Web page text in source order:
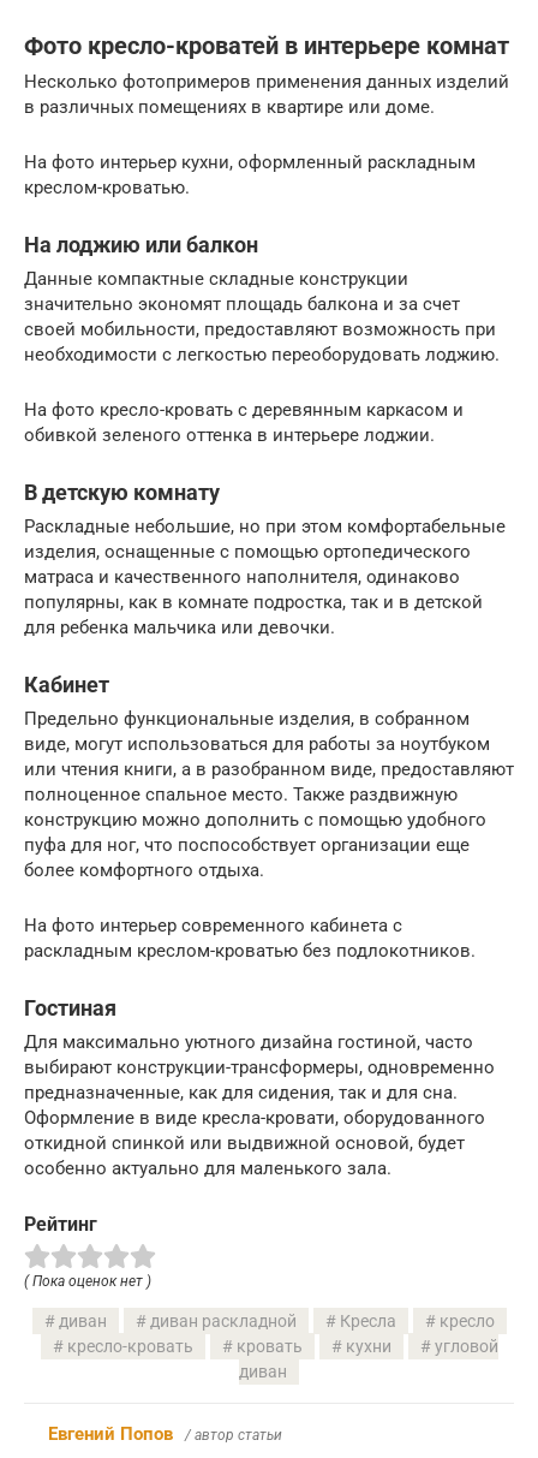
Фото кресло-кроватей в интерьере комнат
Несколько фотопримеров применения данных изделий
в различных помещениях в квартире или доме.
На фото интерьер кухни, оформленный раскладным
креслом-кроватью.
На лоджию или балкон
Данные компактные складные конструкции
значительно экономят площадь балкона и за счет
своей мобильности, предоставляют возможность при
необходимости с легкостью переоборудовать лоджию.
На фото кресло-кровать с деревянным каркасом и
обивкой зеленого оттенка в интерьере лоджии.
В детскую комнату
Раскладные небольшие, но при этом комфортабельные
изделия, оснащенные с помощью ортопедического
матраса и качественного наполнителя, одинаково
популярны, как в комнате подростка, так и в детской
для ребенка мальчика или девочки.
Кабинет
Предельно функциональные изделия, в собранном
виде, могут использоваться для работы за ноутбуком
или чтения книги, а в разобранном виде, предоставляют
полноценное спальное место. Также раздвижную
конструкцию можно дополнить с помощью удобного
пуфа для ног, что поспособствует организации еще
более комфортного отдыха.
На фото интерьер современного кабинета с
раскладным креслом-кроватью без подлокотников.
Гостиная
Для максимально уютного дизайна гостиной, часто
выбирают конструкции-трансформеры, одновременно
предназначенные, как для сидения, так и для сна.
Оформление в виде кресла-кровати, оборудованного
откидной спинкой или выдвижной основой, будет
особенно актуально для маленького зала.
Рейтинг
( Пока оценок нет )
диван диван раскладной Кресла
кресло
кресло-кровать
кровать кухни
угловой
диван
Евгений Попов / автор статьи